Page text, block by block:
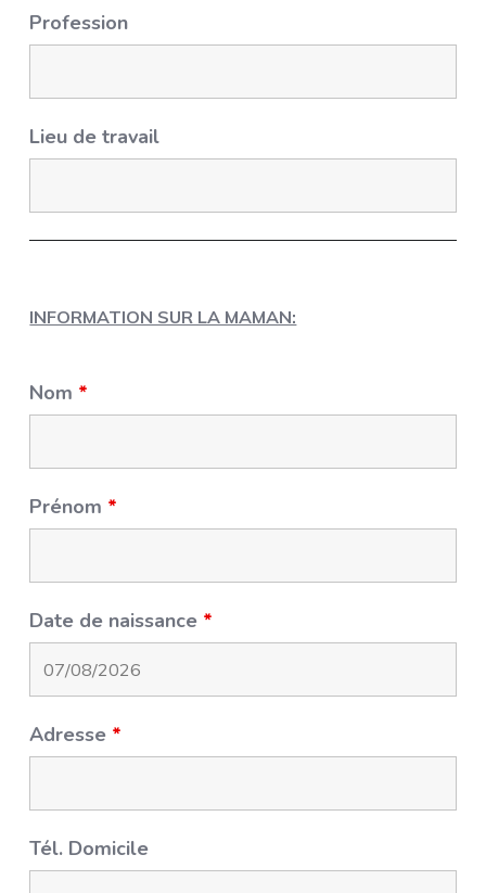
Profession
Lieu de travail
INFORMATION SUR LA MAMAN:
Nom *
Prénom *
Date de naissance *
Adresse *
Tél. Domicile